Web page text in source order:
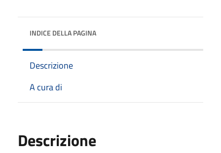
INDICE DELLA PAGINA
Descrizione
A cura di
Descrizione